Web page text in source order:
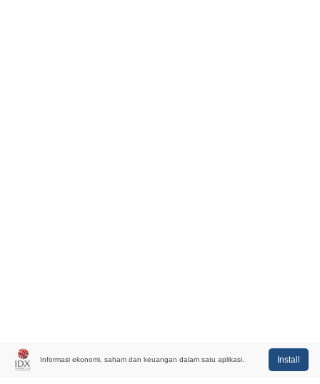
Informasi ekonomi, saham dan keuangan dalam satu aplikasi. Install